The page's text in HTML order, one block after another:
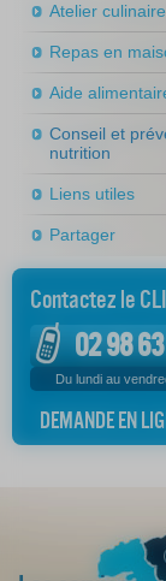
Atelier culinaire
Repas en
Aide
Conseil et
nutrition
Liens utiles
Partager
Contactez le
02 98
Du lundi au
DEMANDE EN